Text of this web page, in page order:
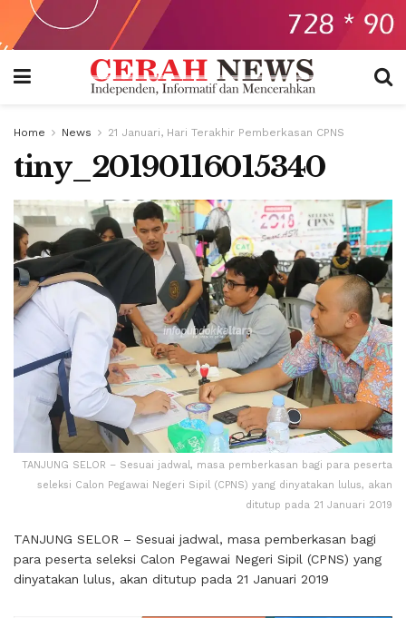
Home News 21 Januari, Hari Terakhir Pemberkasan CPNS
tiny_20190116015340
TANJUNG SELOR – Sesuai jadwal, masa pemberkasan bagi para peserta
seleksi Calon Pegawai Negeri Sipil (CPNS) yang dinyatakan lulus, akan
ditutup pada 21 Januari 2019
TANJUNG SELOR – Sesuai jadwal, masa pemberkasan bagi
para peserta seleksi Calon Pegawai Negeri Sipil (CPNS) yang
dinyatakan lulus, akan ditutup pada 21 Januari 2019